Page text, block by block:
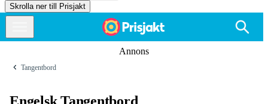
Skrolla ner till Prisjakt
Annons
Tangentbord